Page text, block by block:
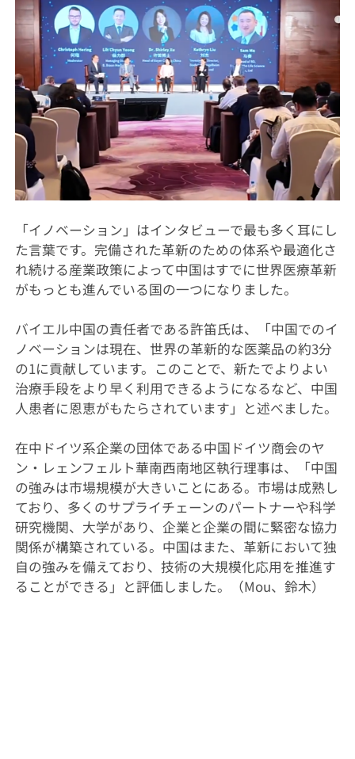
「イノベーション」はインタビューで最も多く耳にし
た言葉です。完備された革新のための体系や最適化さ
れ続ける産業政策によって中国はすでに世界医療革新
がもっとも進んでいる国の一つになりました。
バイエル中国の責任者である許笛氏は、「中国でのイ
ノベーションは現在、世界の革新的な医薬品の約3分
の1に貢献しています。このことで、新たでよりよい
治療手段をより早く利用できるようになるなど、中国
人患者に恩恵がもたらされています」と述べました。
在中ドイツ系企業の団体である中国ドイツ商会のヤ
ン・レェンフェルト華南西南地区執行理事は、「中国
の強みは市場規模が大きいことにある。市場は成熟し
ており、多くのサプライチェーンのパートナーや科学
研究機関、大学があり、企業と企業の間に緊密な協力
関係が構築されている。中国はまた、革新において独
自の強みを備えており、技術の大規模化応用を推進す
ることができる」と評価しました。（Mou、鈴木）